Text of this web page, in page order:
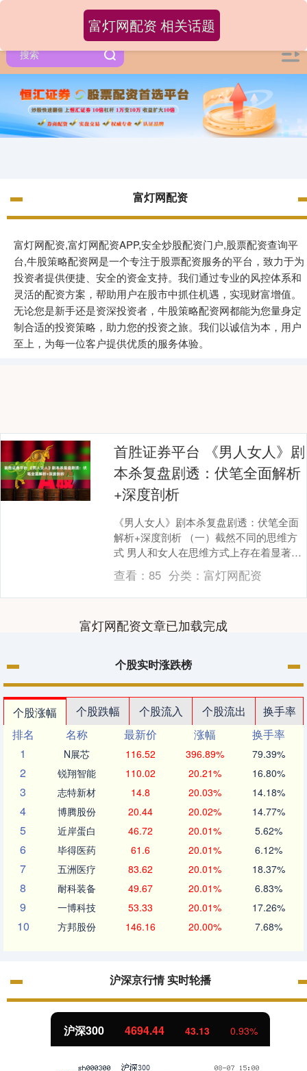
富灯网配资
富灯网配资,富灯网配资APP,安全炒股配资门户,股票配资查询平
台,牛股策略配资网是一个专注于股票配资服务的平台，致力于为
投资者提供便捷、安全的资金支持。我们通过专业的风控体系和
灵活的配资方案，帮助用户在股市中抓住机遇，实现财富增值。
无论您是新手还是资深投资者，牛股策略配资网都能为您量身定
制合适的投资策略，助力您的投资之旅。我们以诚信为本，用户
至上，为每一位客户提供优质的服务体验。
富灯网配资 相关话题
首胜证券平台 《男人女人》剧
本杀复盘剧透：伏笔全面解析
+深度剖析
《男人女人》剧本杀复盘剧透：伏笔全面
解析+深度剖析 （一）截然不同的思维方
式 男人和女人在思维方式上存在着显著的
差异。男人的思维通常是直线型的，更注
重解决问题的....
查看：85 分类： 富灯网配资
富灯网配资文章已加载完成
个股实时涨跌榜
个股涨幅 个股跌幅 个股流入 个股流出
换手率
排名
名称 最新价 涨幅
换手率
1
N展芯 116.52 396.89% 79.39%
2 锐翔智能 110.02 20.21% 16.80%
3 志特新材 14.8 20.03% 14.18%
4 博腾股份 20.44 20.02% 14.77%
5 近岸蛋白 46.72 20.01% 5.62%
6 毕得医药 61.6 20.01% 6.12%
7 五洲医疗 83.62 20.01% 18.37%
8 耐科装备 49.67 20.01% 6.83%
9 一博科技 53.33 20.01% 17.26%
10 方邦股份 146.16 20.00% 7.68%
沪深京行情 实时轮播
沪深300 4694.44 43.13 0.93%